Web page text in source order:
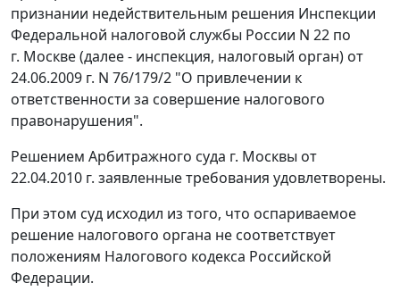
признании недействительным решения Инспекции
Федеральной налоговой службы России N 22 по
г. Москве (далее - инспекция, налоговый орган) от
24.06.2009 г. N 76/179/2 "О привлечении к
ответственности за совершение налогового
правонарушения".
Решением Арбитражного суда г. Москвы от
22.04.2010 г. заявленные требования удовлетворены.
При этом суд исходил из того, что оспариваемое
решение налогового органа не соответствует
положениям Налогового кодекса Российской
Федерации.